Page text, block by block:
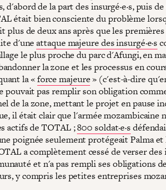
de la part des insurgé·e·s, puis
était bien consciente du problème
plus de deux ans après que les
d'uneattaque majeure des insurgé·e·s
le plus proche du parc d'Afungi, en
la zone et les processus en
la «force majeure » (c'est-à-dire
pouvait pas remplir son obligation
de la zone, mettant le projet en pause
il était clair que l'armée mozambicaine
actifs de TOTAL ;800 soldat·e·s
poignée seulement protégeait Palma et
a complètement cessé de verser
et n'a pas rempli ses obligations
y compris les petites entreprises